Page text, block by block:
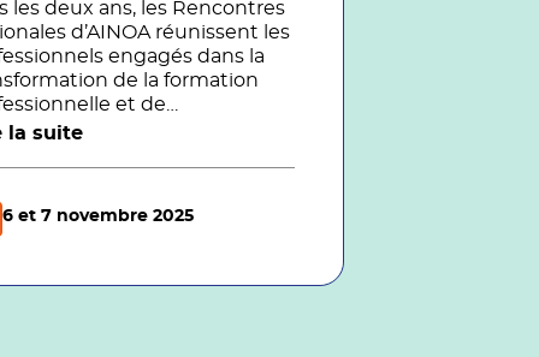
les deux ans, les Rencontres
d’AINOA réunissent les
engagés dans la
de la formation
et de
: responsables
chercheurs,
publics et EdTech.
la suite
6 et 7 novembre 2025